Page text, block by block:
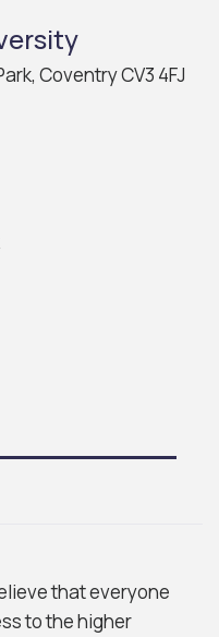
Coventry CV3 4FJ
that everyone
to the higher